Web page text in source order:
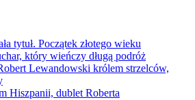
tytuł. Początek złotego wieku
który wieńczy długą podróż
Lewandowski królem strzelców,
Hiszpanii, dublet Roberta